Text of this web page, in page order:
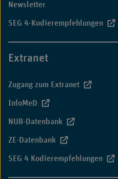
Newsletter
SEG 4-Kodierempfehlungen
Extranet
Zugang zum Extranet
InfoMeD
NUB-Datenbank
ZE-Datenbank
SEG 4 Kodierempfehlungen